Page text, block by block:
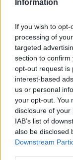
Information
If you wish to
processing of
targeted
section to
opt-out request is
interest-based
us or personal
your opt-out. You
disclosure of
IAB’s list of
also be disclosed
Downstream
“Il Comune di
Toscana la
affermato ancora il
sembrava aver
suddetto passaggio
idoneo a risolvere
sarebbe stato
corretta e che, in
ulteriore elemento
La Regione
la costruzione del